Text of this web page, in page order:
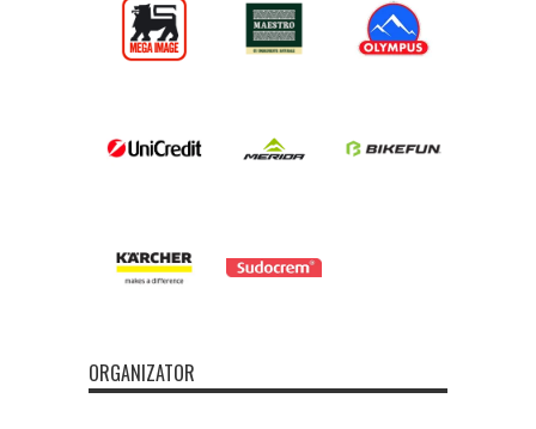
ORGANIZATOR